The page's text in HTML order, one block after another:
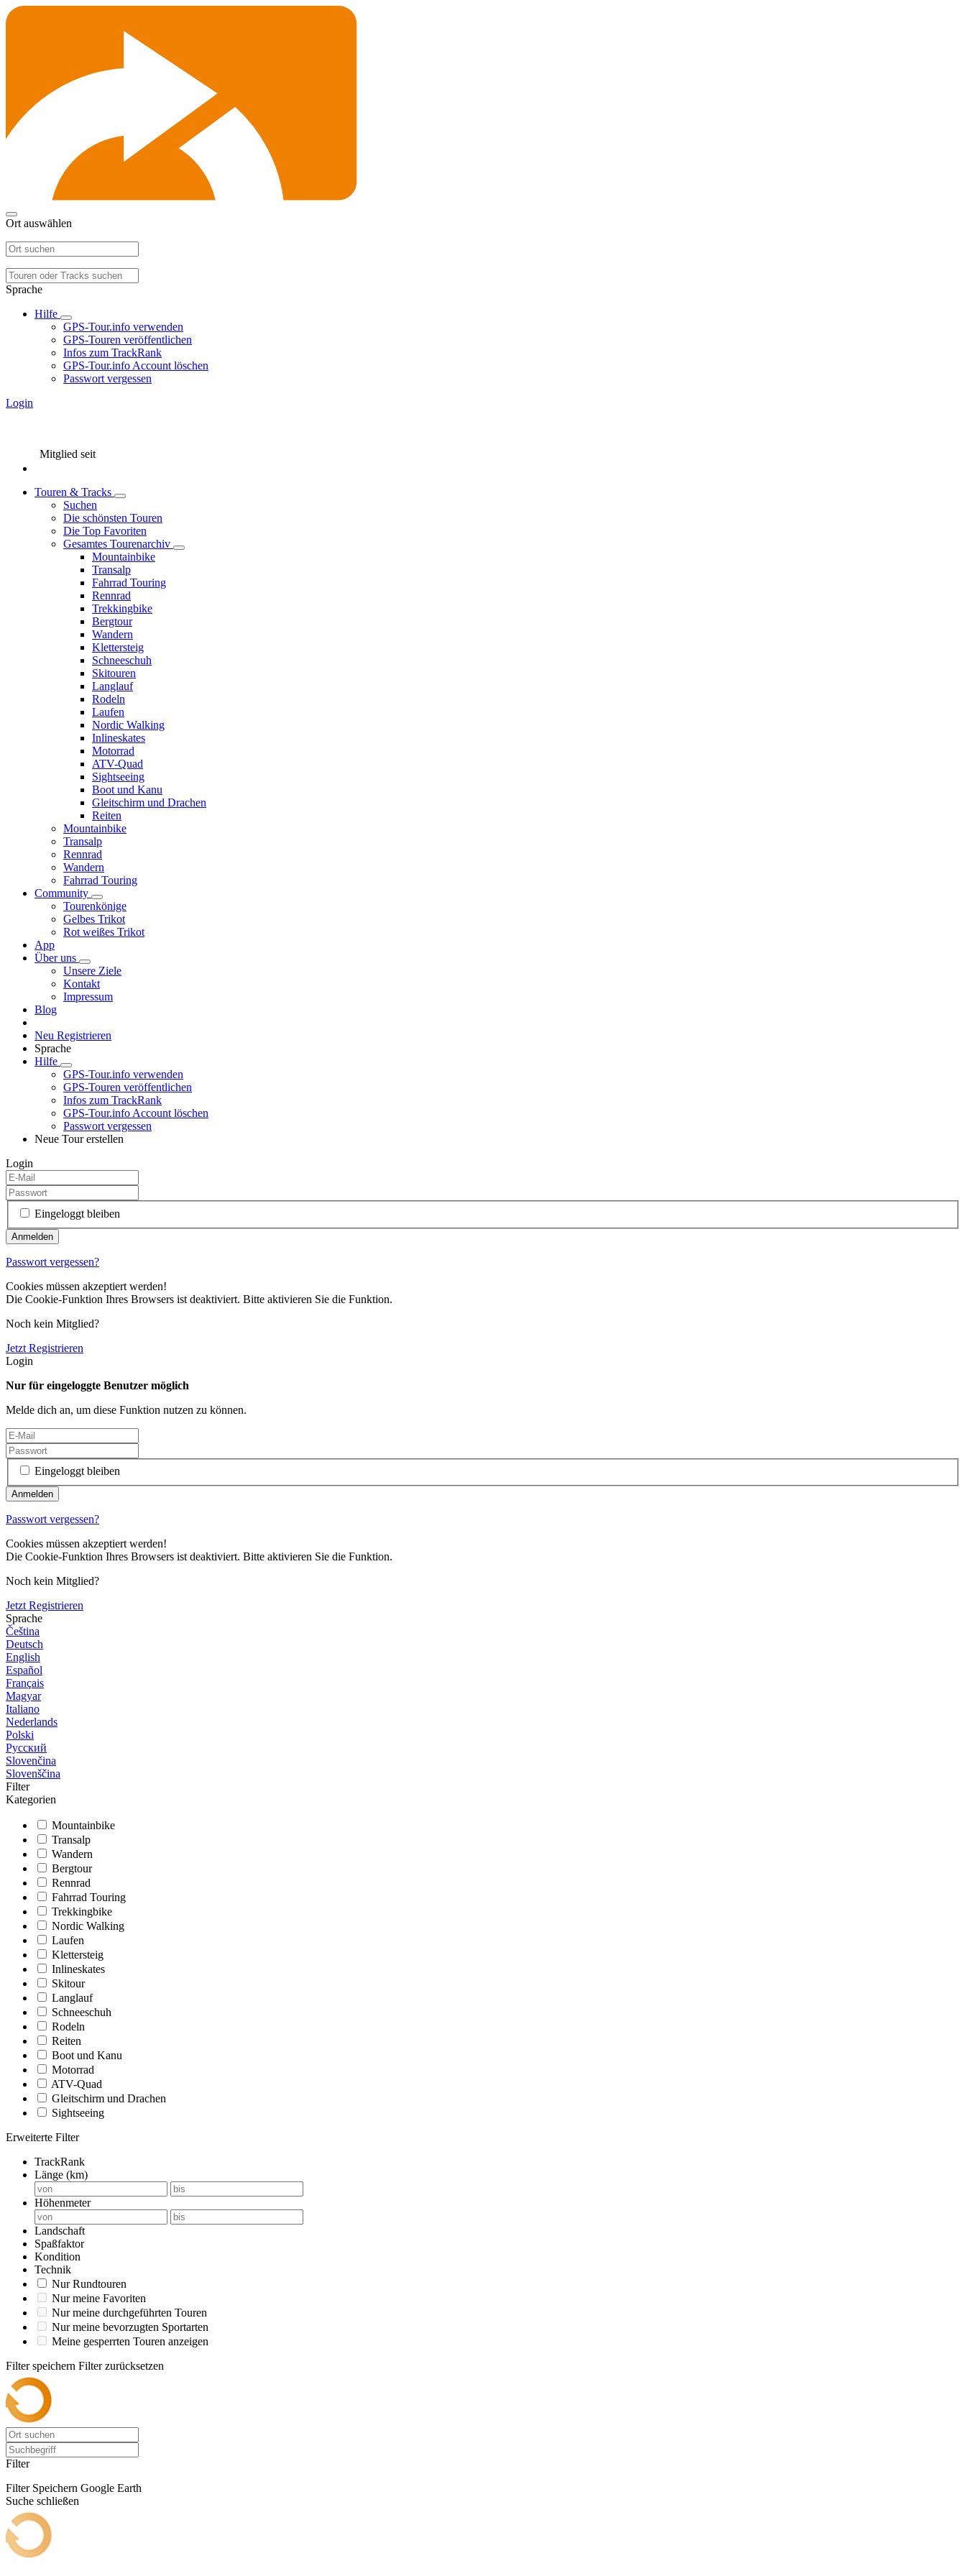
Ort auswählen
Sprache
Hilfe
GPS-Tour.info verwenden
GPS-Touren veröffentlichen
Infos zum TrackRank
GPS-Tour.info Account löschen
Passwort vergessen
Login
Mitglied seit
Touren & Tracks
Suchen
Die schönsten Touren
Die Top Favoriten
Gesamtes Tourenarchiv
Mountainbike
Transalp
Fahrrad Touring
Rennrad
Trekkingbike
Bergtour
Wandern
Klettersteig
Schneeschuh
Skitouren
Langlauf
Rodeln
Laufen
Nordic Walking
Inlineskates
Motorrad
ATV-Quad
Sightseeing
Boot und Kanu
Gleitschirm und Drachen
Reiten
Mountainbike
Transalp
Rennrad
Wandern
Fahrrad Touring
Community
Tourenkönige
Gelbes Trikot
Rot weißes Trikot
App
Über uns
Unsere Ziele
Kontakt
Impressum
Blog
Neu Registrieren
Sprache
Hilfe
GPS-Tour.info verwenden
GPS-Touren veröffentlichen
Infos zum TrackRank
GPS-Tour.info Account löschen
Passwort vergessen
Neue Tour erstellen
Login
Eingeloggt bleiben
Passwort vergessen?
Cookies müssen akzeptiert werden!
Die Cookie-Funktion Ihres Browsers ist deaktiviert. Bitte aktivieren Sie die Funktion.
Noch kein Mitglied?
Jetzt Registrieren
Login
Nur für eingeloggte Benutzer möglich
Melde dich an, um diese Funktion nutzen zu können.
Eingeloggt bleiben
Passwort vergessen?
Cookies müssen akzeptiert werden!
Die Cookie-Funktion Ihres Browsers ist deaktiviert. Bitte aktivieren Sie die Funktion.
Noch kein Mitglied?
Jetzt Registrieren
Sprache
Čeština
Deutsch
English
Español
Français
Magyar
Italiano
Nederlands
Polski
Русский
Slovenčina
Slovenščina
Filter
Kategorien
Mountainbike
Transalp
Wandern
Bergtour
Rennrad
Fahrrad Touring
Trekkingbike
Nordic Walking
Laufen
Klettersteig
Inlineskates
Skitour
Langlauf
Schneeschuh
Rodeln
Reiten
Boot und Kanu
Motorrad
ATV-Quad
Gleitschirm und Drachen
Sightseeing
Erweiterte Filter
TrackRank
Länge (km)
Höhenmeter
Landschaft
Spaßfaktor
Kondition
Technik
Nur Rundtouren
Nur meine Favoriten
Nur meine durchgeführten Touren
Nur meine bevorzugten Sportarten
Meine gesperrten Touren anzeigen
Filter speichern Filter zurücksetzen
Filter
Filter Speichern Google Earth
Suche schließen